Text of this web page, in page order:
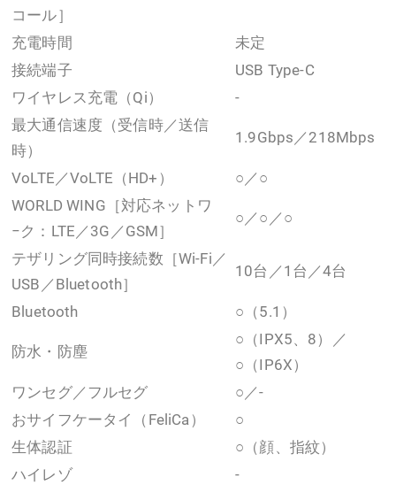
コール］
充電時間
未定
接続端子
USB Type-C
ワイヤレス充電（Qi）
-
最大通信速度（受信時／送信
時）
1.9Gbps／218Mbps
VoLTE／VoLTE（HD+）
○／○
WORLD WING［対応ネットワ
−ク：LTE／3G／GSM］
○／○／○
テザリング同時接続数［Wi-Fi／
USB／Bluetooth］
10台／1台／4台
Bluetooth ○（5.1）
防水・防塵
○（IPX5、8）／
○（IP6X）
ワンセグ／フルセグ
○／-
おサイフケータイ（FeliCa）
○
生体認証
○（顔、指紋）
ハイレゾ
-